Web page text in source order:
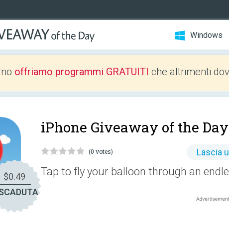
Windows
offriamo programmi GRATUITI che altrimenti
$0.49
iPhone Giveaway of the
(0 votes) Lascia
Tap to fly your balloon through an